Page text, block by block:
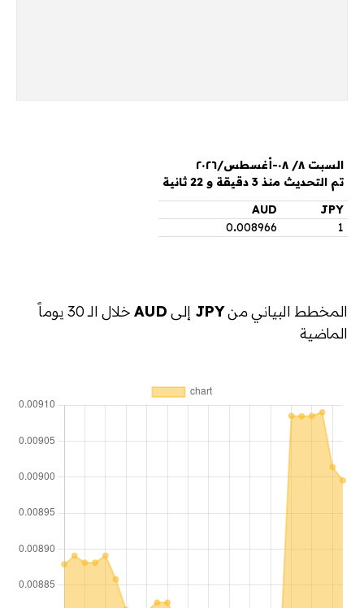
السبت ٨/ ٠٨-أغسطس/٢٠٢٦
تم التحديث منذ 3 دقيقة و 22 ثانية
JPY
AUD
1
0.008966
المخطط البياني منJPY إلى AUD
خلال الـ 30 يوماً
الماضية